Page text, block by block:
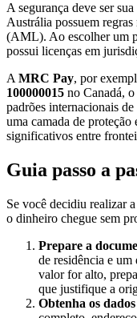
A segurança deve ser
Austrália possuem
(AML). Ao escolher um
possui licenças em
A MRC Pay, por
100000015 no Canadá, o
padrões internacionais
uma camada de
significativos entre
Guia passo a
Se você decidiu realizar
o dinheiro chegue sem
Prepare a
de residência e
valor for alto,
que justifique a
Obtenha os